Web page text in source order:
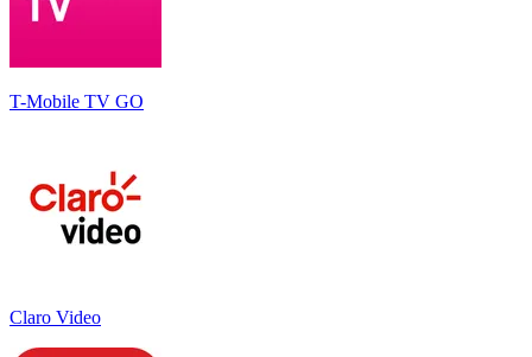
T-Mobile TV GO
Claro Video